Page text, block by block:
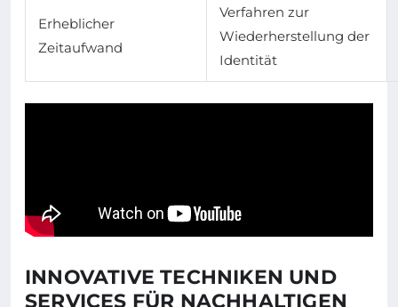
Erheblicher
Zeitaufwand
Verfahren zur
Wiederherstellung der
Identität
INNOVATIVE TECHNIKEN UND
SERVICES FÜR NACHHALTIGEN